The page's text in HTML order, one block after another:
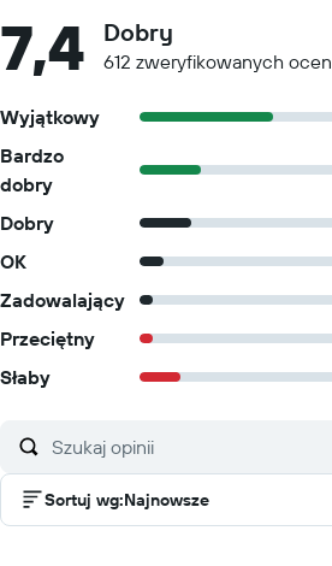
7,4 Dobry
612 zweryfikowanych ocen
Wyjątkowy
Bardzo
dobry
Dobry
OK
Zadowalający
Przeciętny
Słaby
Sortuj wg:Najnowsze